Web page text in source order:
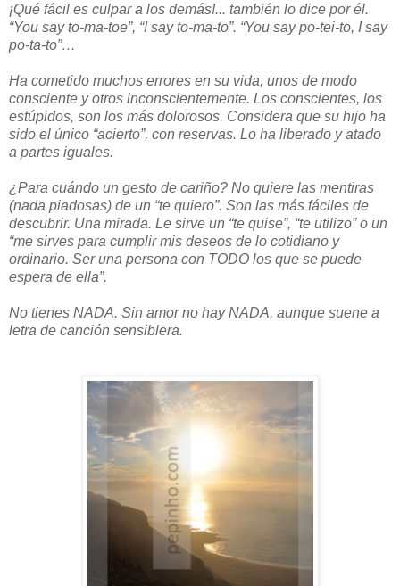
¡Qué fácil es culpar a los demás!... también lo dice por él.
“You say to-ma-toe”, “I say to-ma-to”. “You say po-tei-to, I say
po-ta-to”…
Ha cometido muchos errores en su vida, unos de modo
consciente y otros inconscientemente. Los conscientes, los
estúpidos, son los más dolorosos. Considera que su hijo ha
sido el único “acierto”, con reservas. Lo ha liberado y atado
a partes iguales.
¿Para cuándo un gesto de cariño? No quiere las mentiras
(nada piadosas) de un “te quiero”. Son las más fáciles de
descubrir. Una mirada. Le sirve un “te quise”, “te utilizo” o un
“me sirves para cumplir mis deseos de lo cotidiano y
ordinario. Ser una persona con TODO los que se puede
espera de ella”.
No tienes NADA. Sin amor no hay NADA, aunque suene a
letra de canción sensiblera.